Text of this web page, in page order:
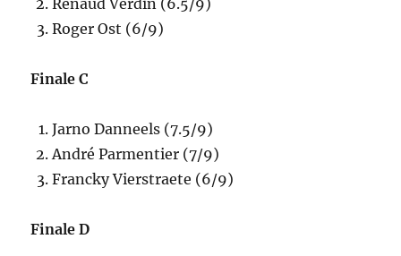
Renaud Verdin (6.5/9)
Roger Ost (6/9)
Finale C
Jarno Danneels (7.5/9)
André Parmentier (7/9)
Francky Vierstraete (6/9)
Finale D